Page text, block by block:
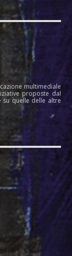
multimediale
proposte dal
su quelle delle altre